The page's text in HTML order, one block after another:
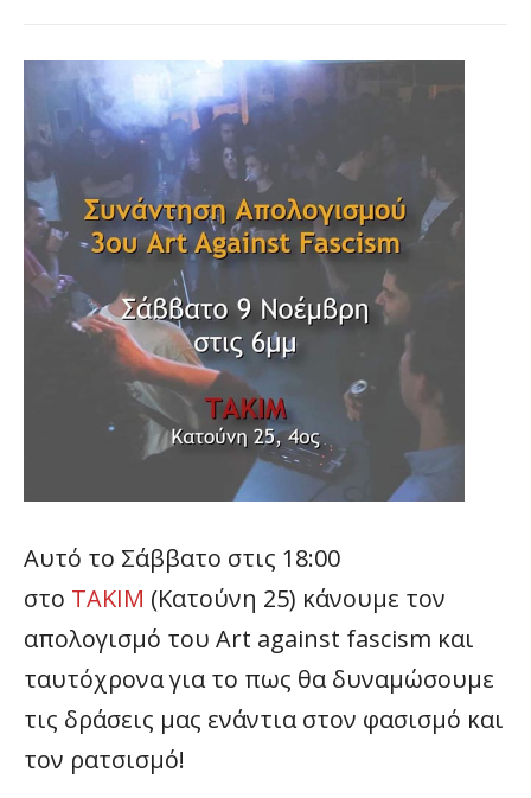
Αυτό το Σάββατο στις 18:00
στο TAKIM (Κατούνη 25) κάνουμε τον
απολογισμό του Art against fascism και
ταυτόχρονα για το πως θα δυναμώσουμε
τις δράσεις μας ενάντια στον φασισμό και
τον ρατσισμό!